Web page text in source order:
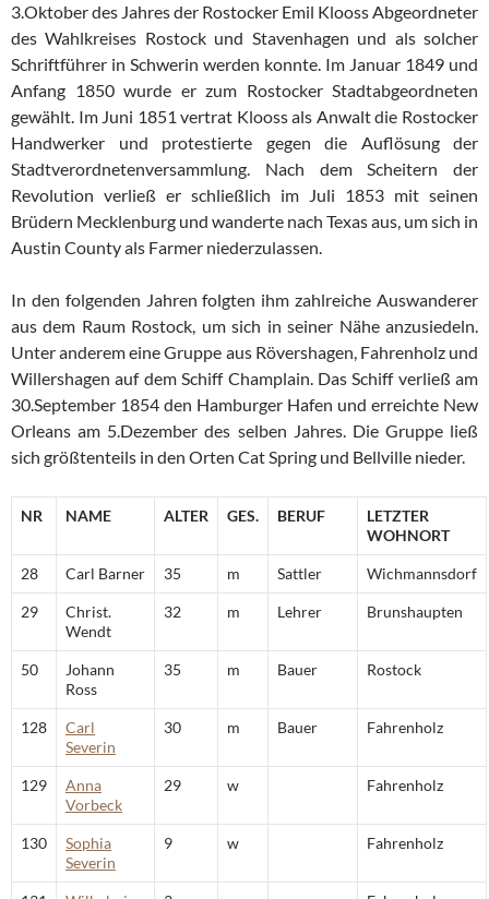
3.Oktober des Jahres der Rostocker Emil Klooss Abgeordneter
des Wahlkreises Rostock und Stavenhagen und als solcher
Schriftführer in Schwerin werden konnte. Im Januar 1849 und
Anfang 1850 wurde er zum Rostocker Stadtabgeordneten
gewählt. Im Juni 1851 vertrat Klooss als Anwalt die Rostocker
Handwerker und protestierte gegen die Auflösung der
Stadtverordnetenversammlung. Nach dem Scheitern der
Revolution verließ er schließlich im Juli 1853 mit seinen
Brüdern Mecklenburg und wanderte nach Texas aus, um sich in
Austin County als Farmer niederzulassen.
In den folgenden Jahren folgten ihm zahlreiche Auswanderer
aus dem Raum Rostock, um sich in seiner Nähe anzusiedeln.
Unter anderem eine Gruppe aus Rövershagen, Fahrenholz und
Willershagen auf dem Schiff Champlain. Das Schiff verließ am
30.September 1854 den Hamburger Hafen und erreichte New
Orleans am 5.Dezember des selben Jahres. Die Gruppe ließ
sich größtenteils in den Orten Cat Spring und Bellville nieder.
NR NAME ALTER GES. BERUF
LETZTER
WOHNORT
28 Carl Barner 35 m Sattler Wichmannsdorf
29
Christ.
Wendt
32 m Lehrer Brunshaupten
50
Johann
Ross
35 m Bauer Rostock
128
Carl
Severin
30 m Bauer Fahrenholz
129
Anna
Vorbeck
29 w Fahrenholz
130
Sophia
Severin
9 w Fahrenholz